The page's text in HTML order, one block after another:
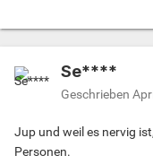
Se****
Geschrieben
Jup und weil es nervig
Personen.